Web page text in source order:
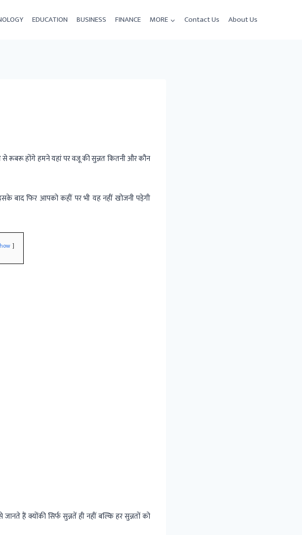
EDUCATION BUSINESS FINANCE MORE Contact Us About Us
रूबरू होंगे हमने यहां पर वजू की सुन्नत कितनी और कौन
बाद फिर आपको कहीं पर भी यह नहीं खोजनी पड़ेगी
हैं क्योंकी सिर्फ सुन्नतें ही नहीं बल्कि हर सुन्नतों को